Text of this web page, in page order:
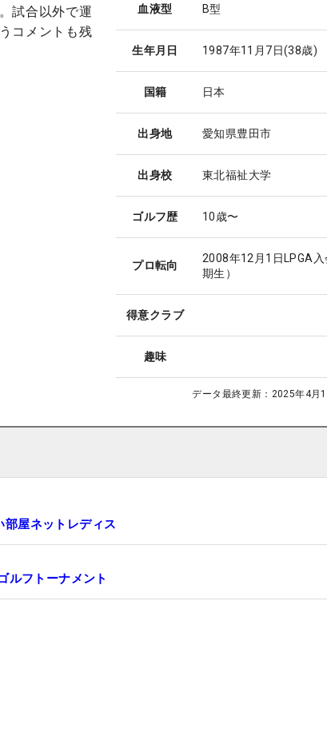
血液型 B型
生年月日 1987年11月7日(38歳)
国籍 日本
出身地 愛知県豊田市
出身校 東北福祉大学
ゴルフ歴 10歳〜
プロ転向
2008年12月1日LPGA入
期生）
得意クラブ
趣味
データ最終更新： 2025年4月
試合以外で運
コメントも残
部屋ネットレディス
ルフトーナメント